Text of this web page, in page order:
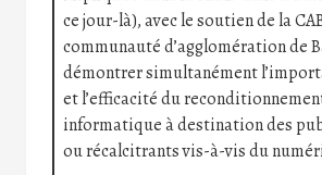
ce jour-là), avec le soutien de la
communauté d’agglomération de
démontrer simultanément
et l’efficacité du
informatique à destination des
ou récalcitrants vis-à-vis du